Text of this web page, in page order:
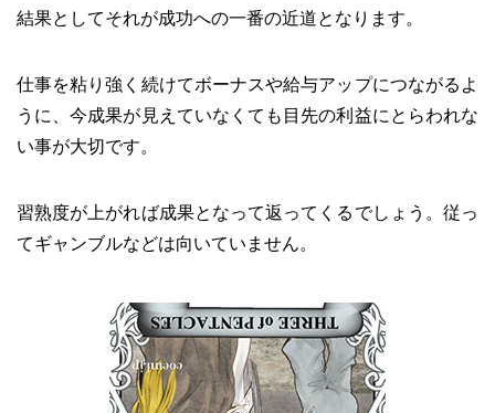
結果としてそれが成功への一番の近道となります。
仕事を粘り強く続けてボーナスや給与アップにつながるよ
うに、今成果が見えていなくても目先の利益にとらわれな
い事が大切です。
習熟度が上がれば成果となって返ってくるでしょう。従っ
てギャンブルなどは向いていません。